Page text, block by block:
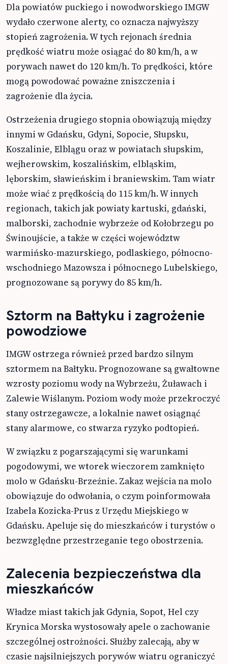
Dla powiatów puckiego i nowodworskiego IMGW
wydało czerwone alerty, co oznacza najwyższy
stopień zagrożenia. W tych rejonach średnia
prędkość wiatru może osiągać do 80 km/h, a w
porywach nawet do 120 km/h. To prędkości, które
mogą powodować poważne zniszczenia i
zagrożenie dla życia.
Ostrzeżenia drugiego stopnia obowiązują między
innymi w Gdańsku, Gdyni, Sopocie, Słupsku,
Koszalinie, Elblągu oraz w powiatach słupskim,
wejherowskim, koszalińskim, elbląskim,
lęborskim, sławieńskim i braniewskim. Tam wiatr
może wiać z prędkością do 115 km/h. W innych
regionach, takich jak powiaty kartuski, gdański,
malborski, zachodnie wybrzeże od Kołobrzegu po
Świnoujście, a także w części województw
warmińsko-mazurskiego, podlaskiego, północno-
wschodniego Mazowsza i północnego Lubelskiego,
prognozowane są porywy do 85 km/h.
Sztorm na Bałtyku i zagrożenie
powodziowe
IMGW ostrzega również przed bardzo silnym
sztormem na Bałtyku. Prognozowane są gwałtowne
wzrosty poziomu wody na Wybrzeżu, Żuławach i
Zalewie Wiślanym. Poziom wody może przekroczyć
stany ostrzegawcze, a lokalnie nawet osiągnąć
stany alarmowe, co stwarza ryzyko podtopień.
W związku z pogarszającymi się warunkami
pogodowymi, we wtorek wieczorem zamknięto
molo w Gdańsku-Brzeźnie. Zakaz wejścia na molo
obowiązuje do odwołania, o czym poinformowała
Izabela Kozicka-Prus z Urzędu Miejskiego w
Gdańsku. Apeluje się do mieszkańców i turystów o
bezwzględne przestrzeganie tego obostrzenia.
Zalecenia bezpieczeństwa dla
mieszkańców
Władze miast takich jak Gdynia, Sopot, Hel czy
Krynica Morska wystosowały apele o zachowanie
szczególnej ostrożności. Służby zalecają, aby w
czasie najsilniejszych porywów wiatru ograniczyć